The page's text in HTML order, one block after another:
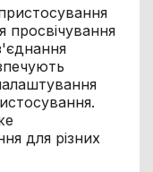
просвічування
для різних